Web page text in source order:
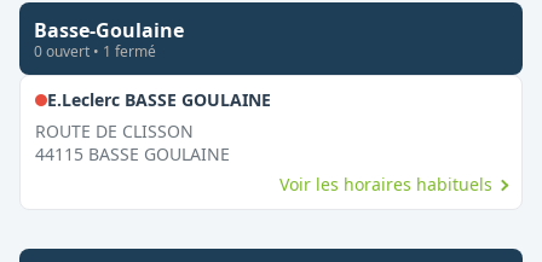
Basse-Goulaine
0ouvert • 1 fermé
E.Leclerc BASSE GOULAINE,
ROUTE DE CLISSON
44115 BASSE GOULAINE
Voir les horaires habituels